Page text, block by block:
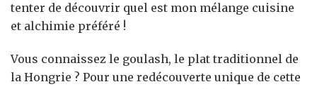
tenter de découvrir quel est mon mélange cuisine
et alchimie préféré !
Vous connaissez le goulash, le plat traditionnel de
la Hongrie ? Pour une redécouverte unique de cette